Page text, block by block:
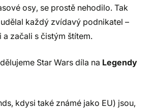
osy, se prostě nehodilo. Tak
každý zvídavý podnikatel –
a začali s čistým štítem.
Star Wars díla na Legendy
kdysi také známé jako EU) jsou,